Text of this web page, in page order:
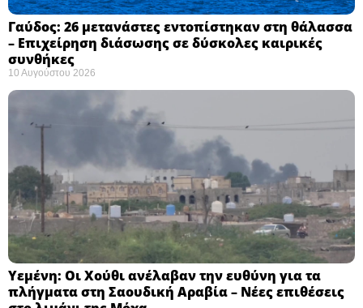
Γαύδος: 26 μετανάστες εντοπίστηκαν στη θάλασσα
– Επιχείρηση διάσωσης σε δύσκολες καιρικές
συνθήκες ​
10 Αυγούστου 2026
Υεμένη: Οι Χούθι ανέλαβαν την ευθύνη για τα
πλήγματα στη Σαουδική Αραβία – Νέες επιθέσεις